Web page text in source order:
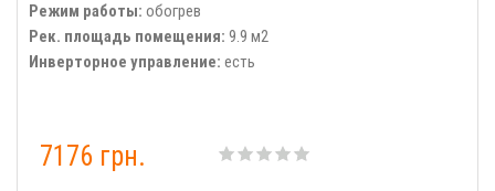
Режим работы: обогрев
Рек. площадь помещения: 9.9 м2
Инверторное управление: есть
7176 грн.